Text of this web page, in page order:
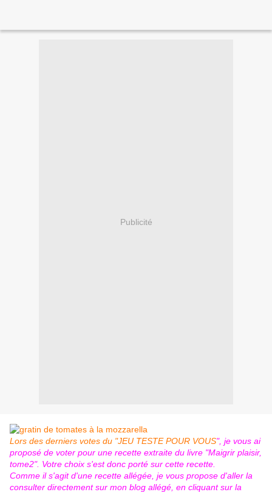
Publicité
Lors des derniers votes du "JEU TESTE POUR VOUS", je vous ai
proposé de voter pour une recette extraite du livre "Maigrir plaisir,
tome2". Votre choix s'est donc porté sur cette recette.
Comme il s'agit d'une recette allégée, je vous propose d'aller la
consulter directement sur mon blog allégé, en cliquant sur la